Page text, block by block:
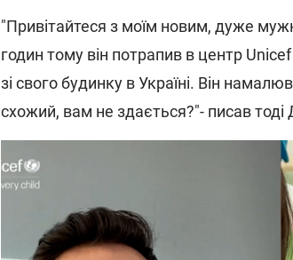
"Привітайтеся з моїм новим, дуже
годин тому він потрапив в центр Unicef
зі свого будинку в Україні. Він
схожий, вам не здається?"- писав